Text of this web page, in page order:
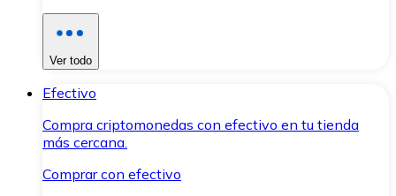
Ver todo
Efectivo
Compra criptomonedas con efectivo en tu tienda
más cercana.
Comprar con efectivo